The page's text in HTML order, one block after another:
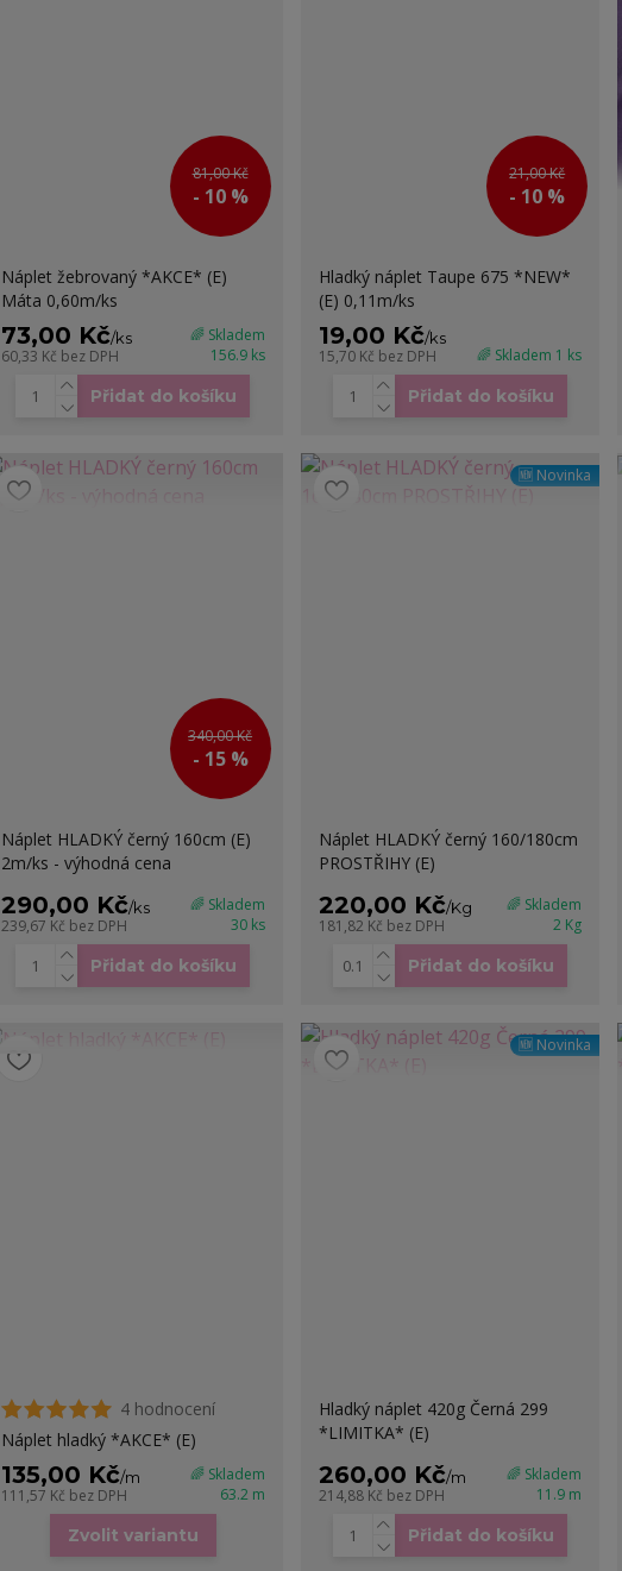
81,00 Kč
- 10 %
Náplet žebrovaný *AKCE* (E)
Máta 0,60m/ks
73,00 Kč/ks
60,33 Kč bez DPH
🌈 Skladem
156.9 ks
Přidat do košíku
21,00 Kč
- 10 %
Hladký náplet Taupe 675 *NEW*
(E) 0,11m/ks
19,00 Kč/ks
15,70 Kč bez DPH 🌈 Skladem 1 ks
Přidat do košíku
340,00 Kč
- 15 %
Náplet HLADKÝ černý 160cm (E)
2m/ks - výhodná cena
290,00 Kč/ks
239,67 Kč bez DPH
🌈 Skladem
30 ks
Přidat do košíku
🆕 Novinka
Náplet HLADKÝ černý 160/180cm
PROSTŘIHY (E)
220,00 Kč/Kg
181,82 Kč bez DPH
🌈 Skladem
2 Kg
Přidat do košíku
4 hodnocení
Náplet hladký *AKCE* (E)
135,00 Kč/m
111,57 Kč bez DPH
🌈 Skladem
63.2 m
Zvolit variantu
🆕 Novinka
Hladký náplet 420g Černá 299
*LIMITKA* (E)
260,00 Kč/m
214,88 Kč bez DPH
🌈 Skladem
11.9 m
Přidat do košíku